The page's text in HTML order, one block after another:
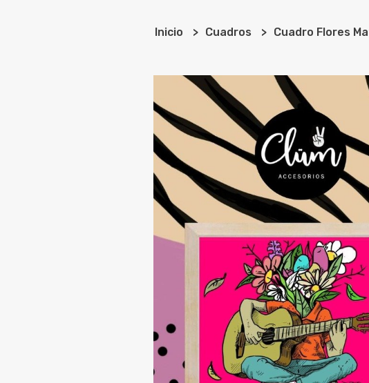
Inicio Cuadros Cuadro Flores